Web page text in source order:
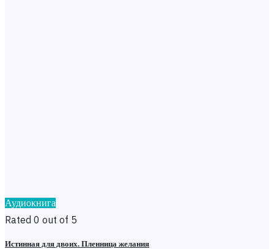
Аудиокнига
Rated 0 out of 5
Истинная для двоих. Пленница желания